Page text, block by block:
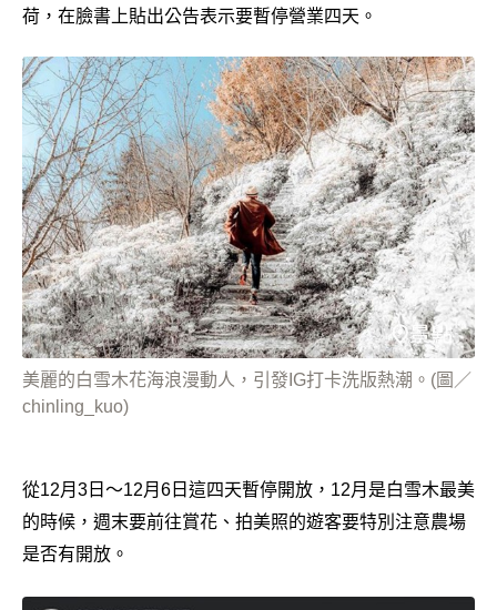
荷，在臉書上貼出公告表示要暫停營業四天。
美麗的白雪木花海浪漫動人，引發IG打卡洗版熱潮。(圖／
chinling_kuo)
從12月3日～12月6日這四天暫停開放，12月是白雪木最美
的時候，週末要前往賞花、拍美照的遊客要特別注意農場
是否有開放。